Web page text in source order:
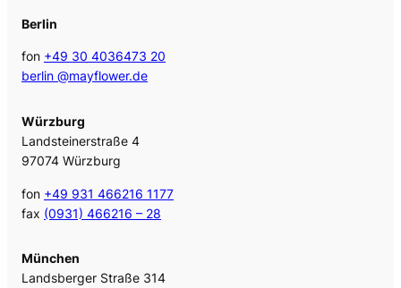
Berlin
fon +49 30 4036473 20
berlin @mayflower.de
Würzburg
Landsteinerstraße 4
97074 Würzburg
fon +49 931 466216 1177
fax (0931) 466216 – 28
München
Landsberger Straße 314